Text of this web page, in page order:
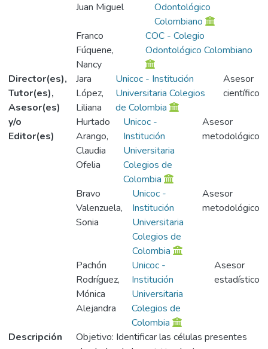
Juan Miguel
Odontológico
Colombiano
Franco
Fúquene,
Nancy
COC - Colegio
Odontológico Colombiano
Director(es),
Tutor(es),
Asesor(es)
y/o
Editor(es)
Jara
López,
Liliana
Unicoc - Institución
Universitaria Colegios
de Colombia
Asesor
científico
Hurtado
Arango,
Claudia
Ofelia
Unicoc -
Institución
Universitaria
Colegios de
Colombia
Asesor
metodológico
Bravo
Valenzuela,
Sonia
Unicoc -
Institución
Universitaria
Colegios de
Colombia
Asesor
metodológico
Pachón
Rodríguez,
Mónica
Alejandra
Unicoc -
Institución
Universitaria
Colegios de
Colombia
Asesor
estadístico
Descripción
Objetivo: Identificar las células presentes